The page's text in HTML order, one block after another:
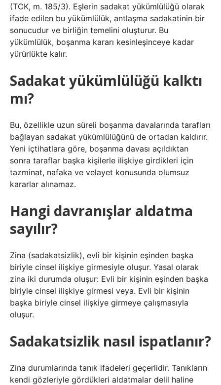
(TCK, m. 185/3). Eşlerin sadakat yükümlülüğü olarak
ifade edilen bu yükümlülük, antlaşma sadakatinin bir
sonucudur ve birliğin temelini oluşturur. Bu
yükümlülük, boşanma kararı kesinleşinceye kadar
yürürlükte kalır.
Sadakat yükümlülüğü kalktı
mı?
Bu, özellikle uzun süreli boşanma davalarında tarafları
bağlayan sadakat yükümlülüğünü de ortadan kaldırır.
Yeni içtihatlara göre, boşanma davası açıldıktan
sonra taraflar başka kişilerle ilişkiye girdikleri için
tazminat, nafaka ve velayet konusunda olumsuz
kararlar alınamaz.
Hangi davranışlar aldatma
sayılır?
Zina (sadakatsizlik), evli bir kişinin eşinden başka
biriyle cinsel ilişkiye girmesiyle oluşur. Yasal olarak
zina iki durumda oluşur: Evli bir kişinin eşinden başka
biriyle cinsel ilişkiye girmesi veya. Evli bir kişinin
başka biriyle cinsel ilişkiye girmeye çalışmasıyla
oluşur.
Sadakatsizlik nasıl ispatlanır?
Zina durumlarında tanık ifadeleri geçerlidir. Tanıkların
kendi gözleriyle gördükleri aldatmalar delil haline